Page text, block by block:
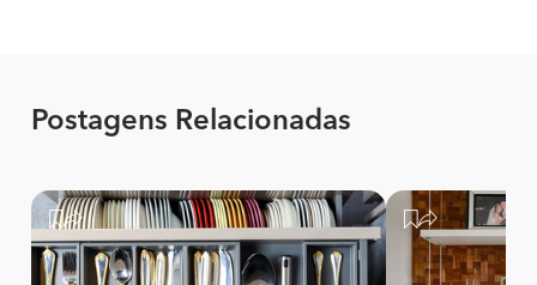
Postagens Relacionadas